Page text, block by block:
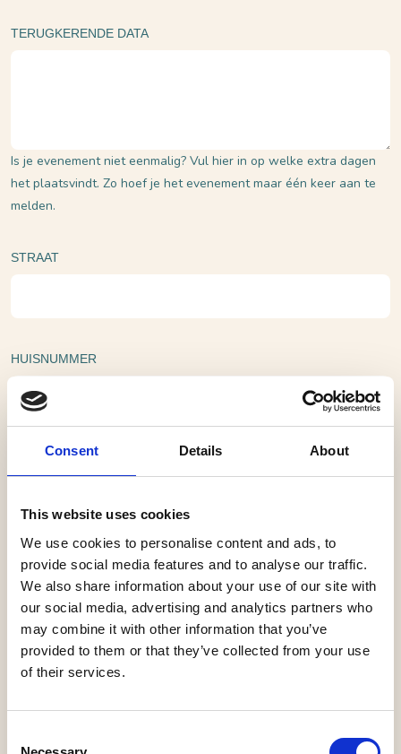
Consent Details About
This website uses cookies
We use cookies to personalise content and ads, to
provide social media features and to analyse our traffic.
We also share information about your use of our site with
our social media, advertising and analytics partners who
may combine it with other information that you’ve
provided to them or that they’ve collected from your use
of their services.
TERUGKERENDE DATA
Is je evenement niet eenmalig? Vul hier in op welke extra dagen
het plaatsvindt. Zo hoef je het evenement maar één keer aan te
melden.
Waar vindt het evenement plaats?
STRAAT
HUISNUMMER
TOEVOEGING
POSTCODE
PLAATS*